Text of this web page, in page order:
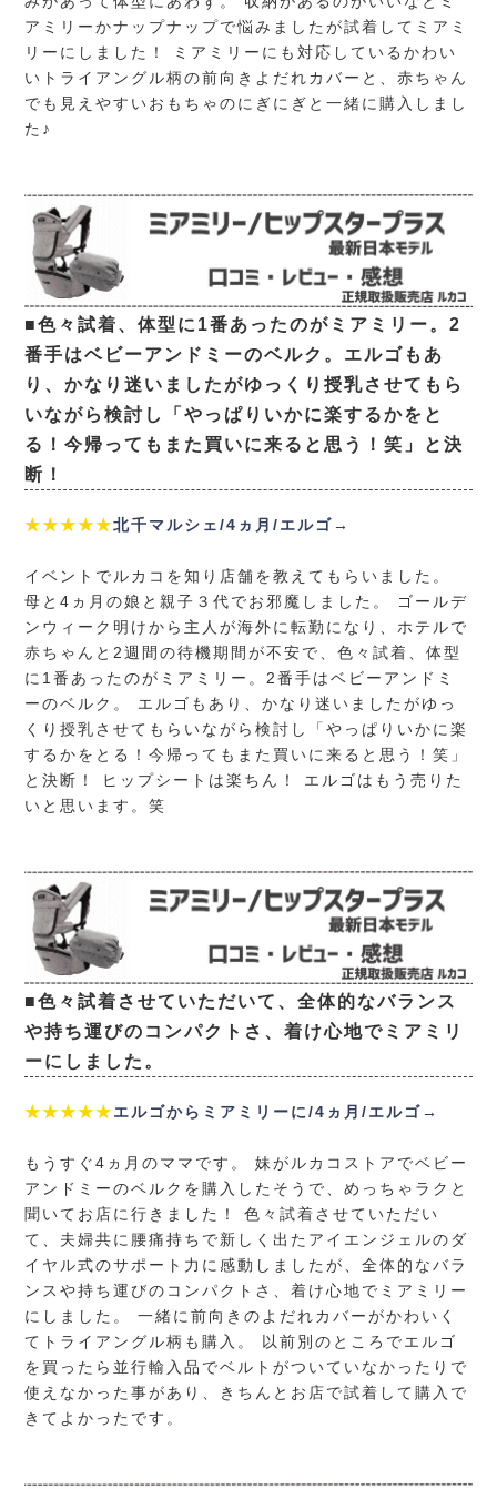
アミリーかナップナップで悩みましたが試着してミアミ
リーにしました！ ミアミリーにも対応しているかわい
いトライアングル柄の前向きよだれカバーと、赤ちゃん
でも見えやすいおもちゃのにぎにぎと一緒に購入しまし
た♪
■色々試着、体型に1番あったのがミアミリー。2
番手はベビーアンドミーのベルク。エルゴもあ
り、かなり迷いましたがゆっくり授乳させてもら
いながら検討し「やっぱりいかに楽するかをと
る！今帰ってもまた買いに来ると思う！笑」と決
断！
★★★★★北千マルシェ/4ヵ月/エルゴ→
イベントでルカコを知り店舗を教えてもらいました。
母と4ヵ月の娘と親子３代でお邪魔しました。 ゴールデ
ンウィーク明けから主人が海外に転勤になり、ホテルで
赤ちゃんと2週間の待機期間が不安で、色々試着、体型
に1番あったのがミアミリー。2番手はベビーアンドミ
ーのベルク。 エルゴもあり、かなり迷いましたがゆっ
くり授乳させてもらいながら検討し「やっぱりいかに楽
するかをとる！今帰ってもまた買いに来ると思う！笑」
と決断！ ヒップシートは楽ちん！ エルゴはもう売りた
いと思います。笑
■色々試着させていただいて、全体的なバランス
や持ち運びのコンパクトさ、着け心地でミアミリ
ーにしました。
★★★★★エルゴからミアミリーに/4ヵ月/エルゴ→
もうすぐ4ヵ月のママです。 妹がルカコストアでベビー
アンドミーのベルクを購入したそうで、めっちゃラクと
聞いてお店に行きました！ 色々試着させていただい
て、夫婦共に腰痛持ちで新しく出たアイエンジェルのダ
イヤル式のサポート力に感動しましたが、全体的なバラ
ンスや持ち運びのコンパクトさ、着け心地でミアミリー
にしました。 一緒に前向きのよだれカバーがかわいく
てトライアングル柄も購入。 以前別のところでエルゴ
を買ったら並行輸入品でベルトがついていなかったりで
使えなかった事があり、きちんとお店で試着して購入で
きてよかったです。